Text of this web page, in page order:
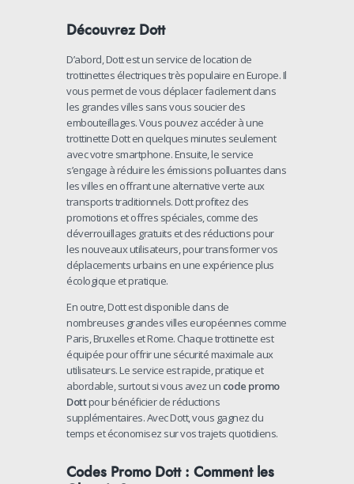
Découvrez Dott
D’abord, Dott est un service de location de
trottinettes électriques très populaire en Europe. Il
vous permet de vous déplacer facilement dans
les grandes villes sans vous soucier des
embouteillages. Vous pouvez accéder à une
trottinette Dott en quelques minutes seulement
avec votre smartphone. Ensuite, le service
s’engage à réduire les émissions polluantes dans
les villes en offrant une alternative verte aux
transports traditionnels. Dott profitez des
promotions et offres spéciales, comme des
déverrouillages gratuits et des réductions pour
les nouveaux utilisateurs, pour transformer vos
déplacements urbains en une expérience plus
écologique et pratique.
En outre, Dott est disponible dans de
nombreuses grandes villes européennes comme
Paris, Bruxelles et Rome. Chaque trottinette est
équipée pour offrir une sécurité maximale aux
utilisateurs. Le service est rapide, pratique et
abordable, surtout si vous avez un code promo
Dottpour bénéficier de réductions
supplémentaires. Avec Dott, vous gagnez du
temps et économisez sur vos trajets quotidiens.
Codes Promo Dott : Comment les